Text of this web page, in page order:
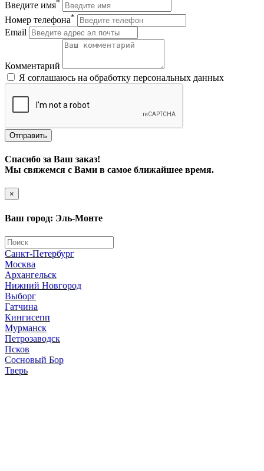
Введите имя*
Номер телефона*
Email
Комментарий
Я соглашаюсь на обработку персональных данных
Отправить
Спасибо за Ваш заказ!
Мы свяжемся с Вами в самое ближайшее время.
×
Ваш город: Эль-Монте
Санкт-Петербург
Москва
Архангельск
Нижний Новгород
Выборг
Гатчина
Кингисепп
Мурманск
Петрозаводск
Псков
Сосновый Бор
Тверь